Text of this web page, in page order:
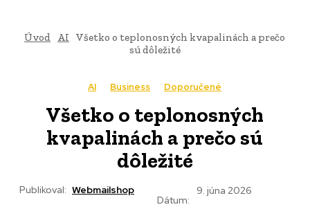
Úvod AI
Všetko o teplonosných kvapalinách a prečo
sú dôležité
AI Business Doporučené
Všetko o teplonosných
kvapalinách a prečo sú
dôležité
Publikoval: Webmailshop
Dátum:
9. júna 2026